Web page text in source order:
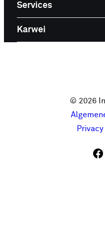
Services
Karwei
© 2026